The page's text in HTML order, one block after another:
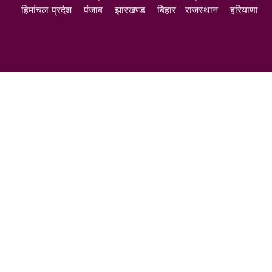
हिमांचल प्रदेश
पंजाब झारखण्ड बिहार राजस्थान हरियाणा